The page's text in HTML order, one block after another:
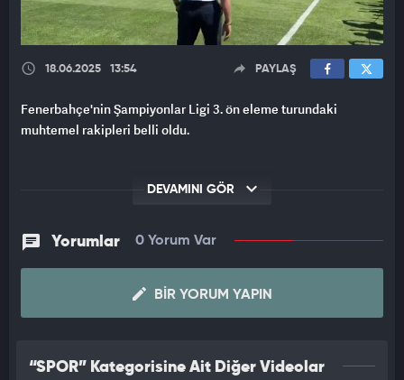
18.06.2025 13:54 PAYLAŞ
Fenerbahçe'nin Şampiyonlar Ligi 3. ön eleme turundaki
muhtemel rakipleri belli oldu.
DEVAMINI GÖR
Yorumlar 0 Yorum Var
BIR YORUM YAPIN
“SPOR” Kategorisine Ait Diğer Videolar